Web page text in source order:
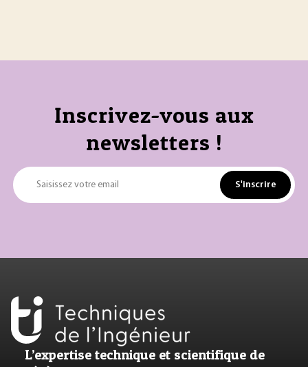
Inscrivez-vous aux
newsletters !
Saisissez votre email S'inscrire
L’expertise technique et scientifique de